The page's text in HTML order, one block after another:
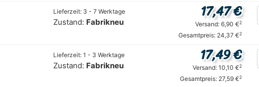
Lieferzeit: 3 - 7 Werktage
Zustand: Fabrikneu
17,47 €
Versand: 6,90 €2
Gesamtpreis: 24,37 €2
Lieferzeit: 1 - 3 Werktage
Zustand: Fabrikneu
17,49 €
Versand: 10,10 €2
Gesamtpreis: 27,59 €2